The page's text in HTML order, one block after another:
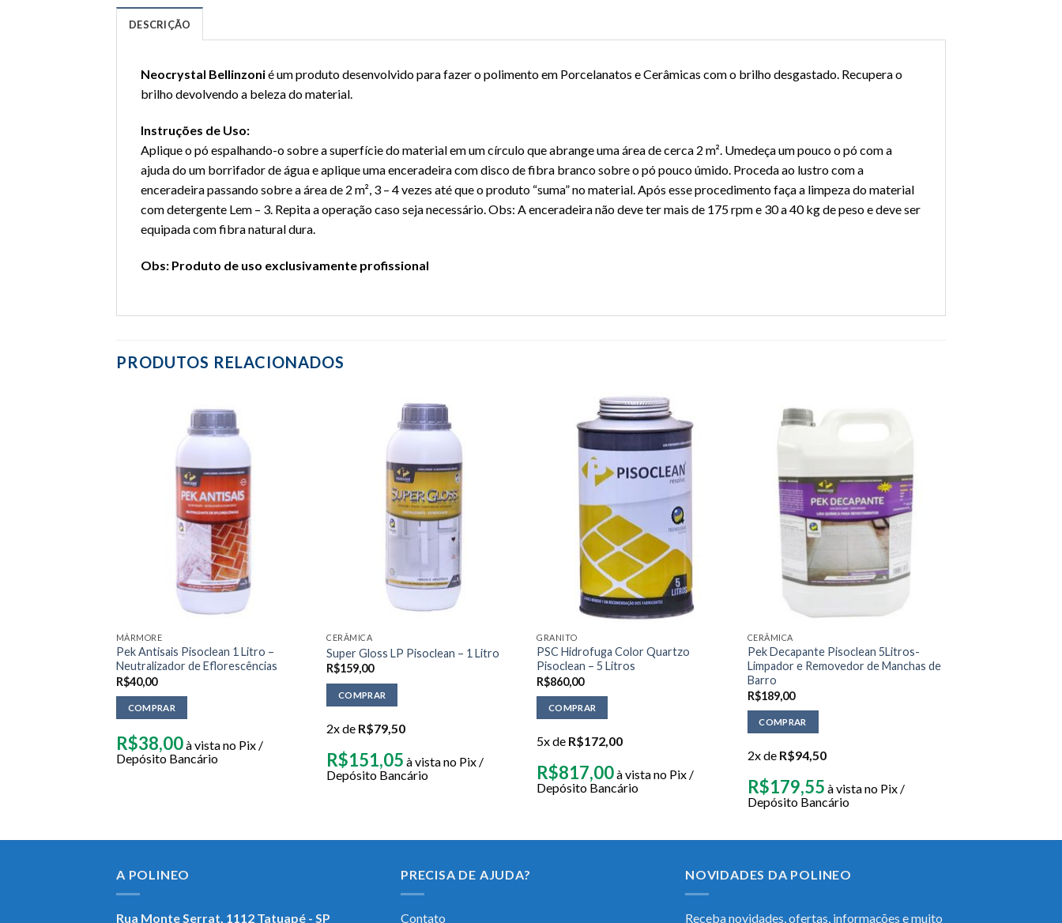
DESCRIÇÃO
Neocrystal Bellinzonié um produto desenvolvido para fazer o polimento em Porcelanatos e Cerâmicas com o brilho desgastado. Recupera o
brilho devolvendo a beleza do material.
Instruções de Uso:
Aplique o pó espalhando-o sobre a superfície do material em um círculo que abrange uma área de cerca 2 m². Umedeça um pouco o pó com a
ajuda do um borrifador de água e aplique uma enceradeira com disco de fibra branco sobre o pó pouco úmido. Proceda ao lustro com a
enceradeira passando sobre a área de 2 m², 3 – 4 vezes até que o produto “suma” no material. Após esse procedimento faça a limpeza do material
com detergente Lem – 3. Repita a operação caso seja necessário. Obs: A enceradeira não deve ter mais de 175 rpm e 30 a 40 kg de peso e deve ser
equipada com fibra natural dura.
Obs: Produto de uso exclusivamente profissional
PRODUTOS RELACIONADOS
MÁRMORE
Pek Antisais Pisoclean 1 Litro –
Neutralizador de Eflorescências
R$40,00
COMPRAR
R$38,00à vista no Pix /
Depósito Bancário
CERÂMICA
Super Gloss LP Pisoclean – 1 Litro
R$159,00
COMPRAR
2x de R$79,50
R$151,05 à vista no Pix /
Depósito Bancário
GRANITO
PSC Hidrofuga Color Quartzo
Pisoclean – 5 Litros
R$860,00
COMPRAR
5x de R$172,00
R$817,00à vista no Pix /
Depósito Bancário
CERÂMICA
Pek Decapante Pisoclean 5Litros-
Limpador e Removedor de Manchas de
Barro
R$189,00
COMPRAR
2x de R$94,50
R$179,55 à vista no Pix /
Depósito Bancário
A POLINEO
Rua Monte Serrat, 1112 Tatuapé - SP
PRECISA DE AJUDA?
Contato
NOVIDADES DA POLINEO
Receba novidades, ofertas, informações e muito